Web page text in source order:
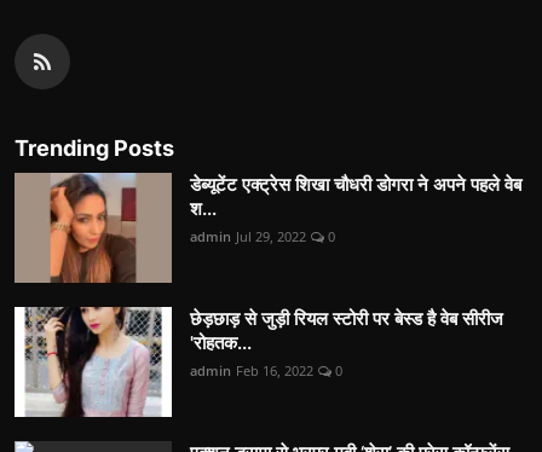
Trending Posts
डेब्यूटेंट एक्ट्रेस शिखा चौधरी डोगरा ने अपने पहले वेब
श...
admin Jul 29, 2022 0
छेड़छाड़ से जुड़ी रियल स्टोरी पर बेस्ड है वेब सीरीज
'रोहतक...
admin Feb 16, 2022 0